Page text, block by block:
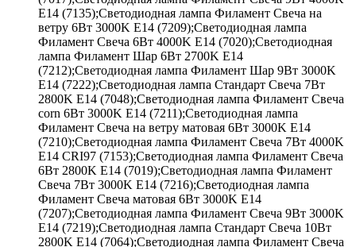
E14 (7135);Светодиодная лампа Филамент Свеча на
ветру 6Вт 3000K E14 (7209);Светодиодная лампа
Филамент Свеча 6Вт 4000K E14 (7020);Светодиодная
лампа Филамент Шар 6Вт 2700K E14
(7212);Светодиодная лампа Филамент Шар 9Вт 3000K
E14 (7222);Светодиодная лампа Стандарт Свеча 7Вт
2800K E14 (7048);Светодиодная лампа Филамент Свеча
corn 6Вт 3000K E14 (7211);Светодиодная лампа
Филамент Свеча на ветру матовая 6Вт 3000K E14
(7210);Светодиодная лампа Филамент Свеча 7Вт 4000K
E14 CRI97 (7153);Светодиодная лампа Филамент Свеча
6Вт 2800K E14 (7019);Светодиодная лампа Филамент
Свеча 7Вт 3000K E14 (7216);Светодиодная лампа
Филамент Свеча матовая 6Вт 3000K E14
(7207);Светодиодная лампа Филамент Свеча 9Вт 3000K
E14 (7219);Светодиодная лампа Стандарт Свеча 10Вт
2800K E14 (7064);Светодиодная лампа Филамент Свеча